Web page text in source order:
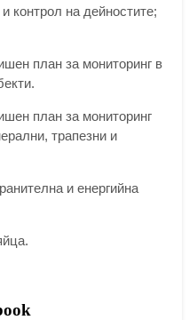
контрол на дейностите;
план за мониторинг в
план за мониторинг
трапезни и
и енергийна